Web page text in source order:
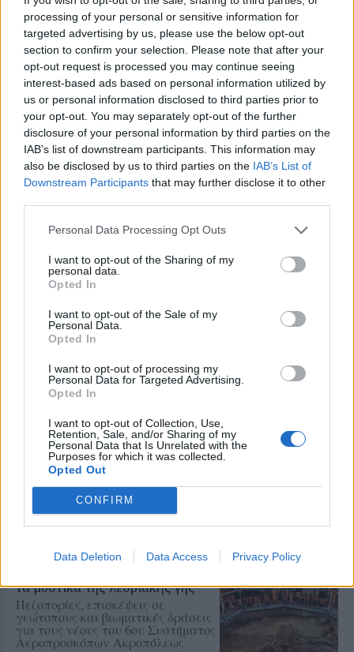
processing of your personal or sensitive information for
targeted advertising by us, please use the below opt-out
section to confirm your selection. Please note that after your
opt-out request is processed you may continue seeing
interest-based ads based on personal information utilized by
us or personal information disclosed to third parties prior to
your opt-out. You may separately opt-out of the further
disclosure of your personal information by third parties on the
IAB’s list of downstream participants. This information may
also be disclosed by us to third parties on the IAB’s List of
Downstream Participants that may further disclose it to other
Personal Data Processing Opt Outs
I want to opt-out of the Sharing of my
personal data.
Opted In
I want to opt-out of the Sale of my
Personal Data.
Opted In
I want to opt-out of processing my
Personal Data for Targeted Advertising.
Opted In
I want to opt-out of Collection, Use,
Retention, Sale, and/or Sharing of my
Personal Data that Is Unrelated with the
Purposes for which it was collected.
Opted Out
CONFIRM
Data Deletion Data Access Privacy Policy
Παλαιστινιακό λαό στη
Μυτιλήνη
Την Κυριακή 9 Αυγούστου, στις
19:30, μπροστά από το κεντρικό
κτήριο της Περιφέρειας Βορείου
Αιγαίου στη Μυτιλήνη
ΒΟΡΕΙΟ ΑΙΓΑΙΟ
Συλλήψεις και στη Λήμνο για
μουσική στα καταστήματα
Συνελήφθη εργαζόμενος και
κατασχέθηκε ενισχυτής ήχου
ΡΕΠΟΡΤΑΖ ΜΟΥΣΙΚΗ
Μια ξεχωριστή μουσική βραδιά
της Μυτιλήνης
Μια συναυλία με λαϊκά,
μπαλάντες, επιτυχίες των ’90s και
έντονο κοινωνικό αποτύπωμα
Aegean Regatta 2026 με ρότα
στα ακριτικά νησιά του Αιγαίου
Η επετειακή 25η διοργάνωση
συνδέει τη Χίο, τους Φούρνους, το
Αγαθονήσι και τη Σάμο από τις 21
έως τις 28 Αυγούστου
ΔΡΑΣΕΙΣ
τα μυστικά της λεσβιακής γης
Πεζοπορίες, επισκέψεις σε
γεώτοπους και βιωματικές δράσεις
για τους νέους του 6ου Συστήματος
Αεροπροσκόπων Ακροπόλεως